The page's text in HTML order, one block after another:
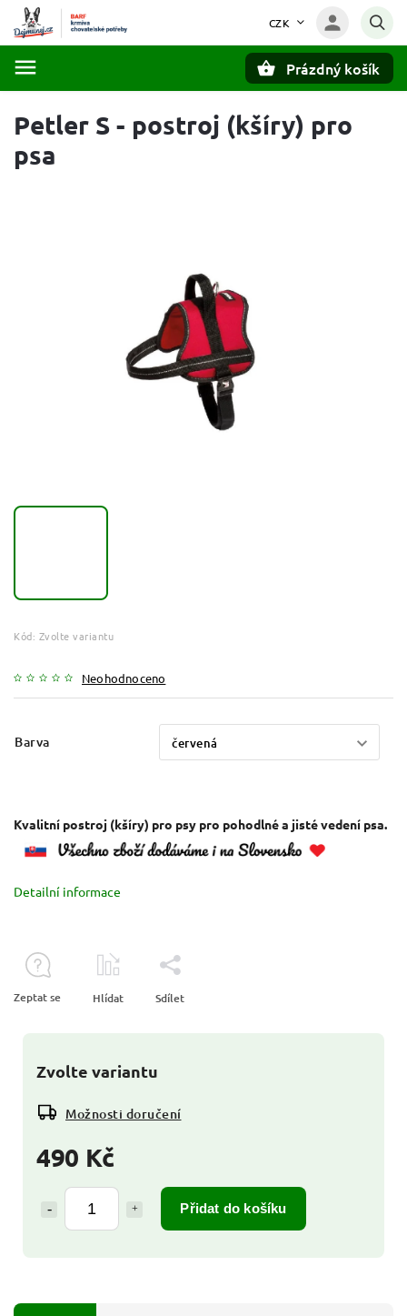
CZK
Prázdný košík
Petler S - postroj (kšíry) pro
psa
Kód: Zvolte variantu
Neohodnoceno
Barva
490 Kč
Přidat do košíku
Zvolte variantu
Možnosti doručení
Kvalitní postroj (kšíry) pro psy pro pohodlné a jisté vedení psa.
Detailní informace
Zeptat se Hlídat Sdílet